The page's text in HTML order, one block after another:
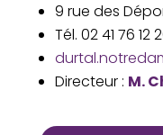
9 rue des
Tél. 02 41 76 12
Directeur : M.